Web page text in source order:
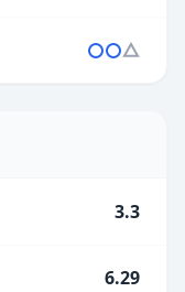
3.3
6.29